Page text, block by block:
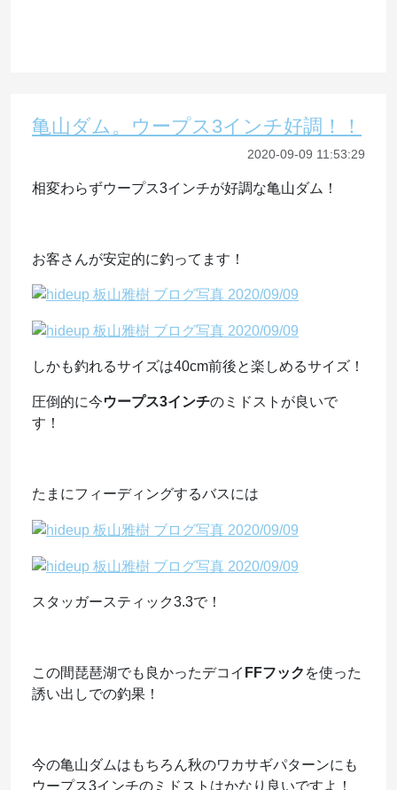
亀山ダム。ウープス3インチ好調！！
2020-09-09 11:53:29
相変わらずウープス3インチが好調な亀山ダム！
お客さんが安定的に釣ってます！
しかも釣れるサイズは40cm前後と楽しめるサイズ！
圧倒的に今ウープス3インチのミドストが良いで
す！
たまにフィーディングするバスには
スタッガースティック3.3で！
この間琵琶湖でも良かったデコイ FFフック を使った
誘い出しでの釣果！
今の亀山ダムはもちろん秋のワカサギパターンにも
ウープス3インチのミドストはかなり良いですよ！